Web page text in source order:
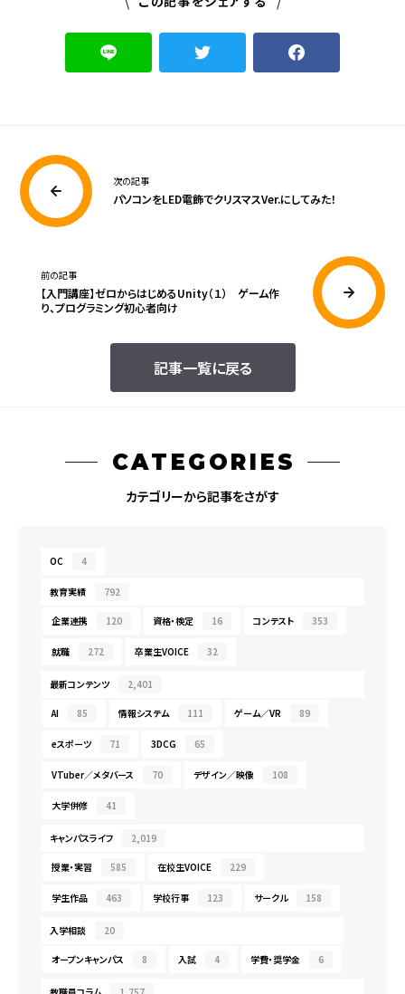
次の記事
パソコンをLED電飾でクリスマスVer.にしてみた！
記事一覧に戻る
前の記事
【入門講座】ゼロからはじめるUnity（１） ゲーム作
り、プログラミング初心者向け
CATEGORIES
カテゴリーから記事をさがす
OC 4
教育実績 792
企業連携 120 資格・検定 16 コンテスト 353
就職 272 卒業生VOICE 32
最新コンテンツ 2,401
AI 85 情報システム 111 ゲーム／VR 89
eスポーツ 71 3DCG 65
VTuber／メタバース 70 デザイン／映像 108
大学併修 41
キャンパスライフ 2,019
授業・実習 585 在校生VOICE 229
学生作品 463 学校行事 123 サークル 158
入学相談 20
オープンキャンパス 8 入試 4 学費・奨学金 6